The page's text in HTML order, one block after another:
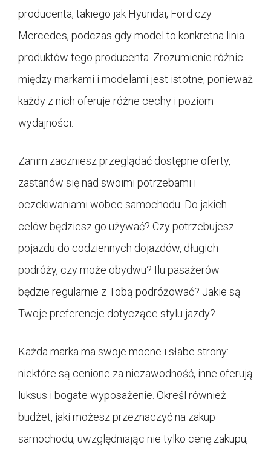
producenta, takiego jak Hyundai, Ford czy
Mercedes, podczas gdy model to konkretna linia
produktów tego producenta. Zrozumienie różnic
między markami i modelami jest istotne, ponieważ
każdy z nich oferuje różne cechy i poziom
wydajności.
Zanim zaczniesz przeglądać dostępne oferty,
zastanów się nad swoimi potrzebami i
oczekiwaniami wobec samochodu. Do jakich
celów będziesz go używać? Czy potrzebujesz
pojazdu do codziennych dojazdów, długich
podróży, czy może obydwu? Ilu pasażerów
będzie regularnie z Tobą podróżować? Jakie są
Twoje preferencje dotyczące stylu jazdy?
Każda marka ma swoje mocne i słabe strony:
niektóre są cenione za niezawodność, inne oferują
luksus i bogate wyposażenie. Określ również
budżet, jaki możesz przeznaczyć na zakup
samochodu, uwzględniając nie tylko cenę zakupu,